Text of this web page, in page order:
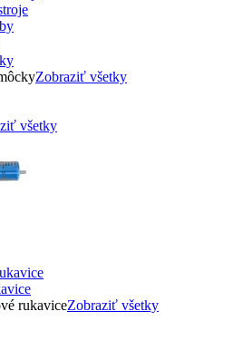
Zobraziť všetky
všetky
rukaviceZobraziť všetky